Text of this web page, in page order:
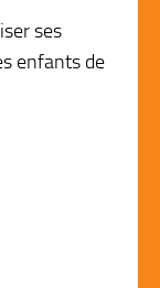
ses
enfants de